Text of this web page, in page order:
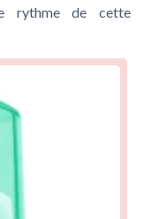
rythme de cette